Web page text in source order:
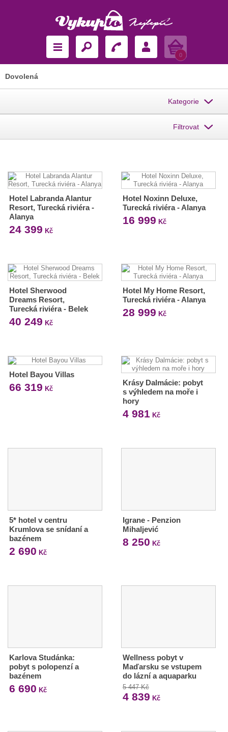
Košík
0
Dovolená
Kategorie
Filtrovat
Hotel Labranda Alantur
Resort, Turecká riviéra -
Alanya
24 399 Kč
Hotel Noxinn Deluxe,
Turecká riviéra - Alanya
16 999 Kč
Hotel Sherwood
Dreams Resort,
Turecká riviéra - Belek
40 249 Kč
Hotel My Home Resort,
Turecká riviéra - Alanya
28 999 Kč
Hotel Bayou Villas
66 319 Kč
Krásy Dalmácie: pobyt
s výhledem na moře i
hory
4 981 Kč
5* hotel v centru
Krumlova se snídaní a
bazénem
2 690 Kč
Igrane - Penzion
Mihaljević
8 250 Kč
Karlova Studánka:
pobyt s polopenzí a
bazénem
6 690 Kč
Wellness pobyt v
Maďarsku se vstupem
do lázní a aquaparku
5 447 Kč
4 839 Kč